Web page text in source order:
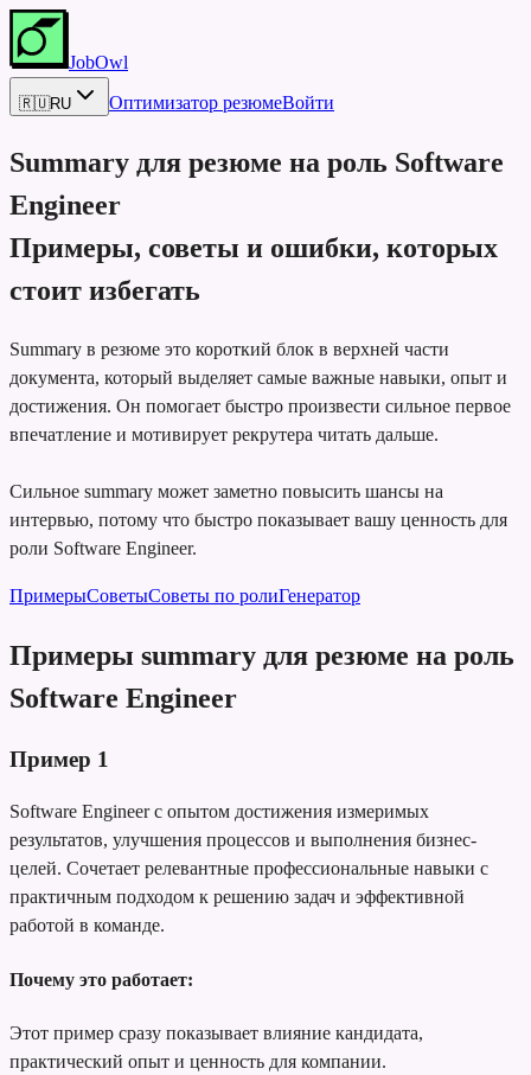
JobOwl
🇷🇺RU Оптимизатор резюмеВойти
Summary для резюме на роль Software
Engineer
Примеры, советы и ошибки, которых
стоит избегать
Summary в резюме это короткий блок в верхней части
документа, который выделяет самые важные навыки, опыт и
достижения. Он помогает быстро произвести сильное первое
впечатление и мотивирует рекрутера читать дальше.
Сильное summary может заметно повысить шансы на
интервью, потому что быстро показывает вашу ценность для
роли Software Engineer.
ПримерыСоветыСоветы по ролиГенератор
Примеры summary для резюме на роль
Software Engineer
Пример 1
Software Engineer с опытом достижения измеримых
результатов, улучшения процессов и выполнения бизнес-
целей. Сочетает релевантные профессиональные навыки с
практичным подходом к решению задач и эффективной
работой в команде.
Почему это работает:
Этот пример сразу показывает влияние кандидата,
практический опыт и ценность для компании.